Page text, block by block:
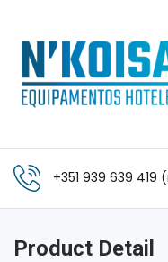
+351 939 639
Product Detail